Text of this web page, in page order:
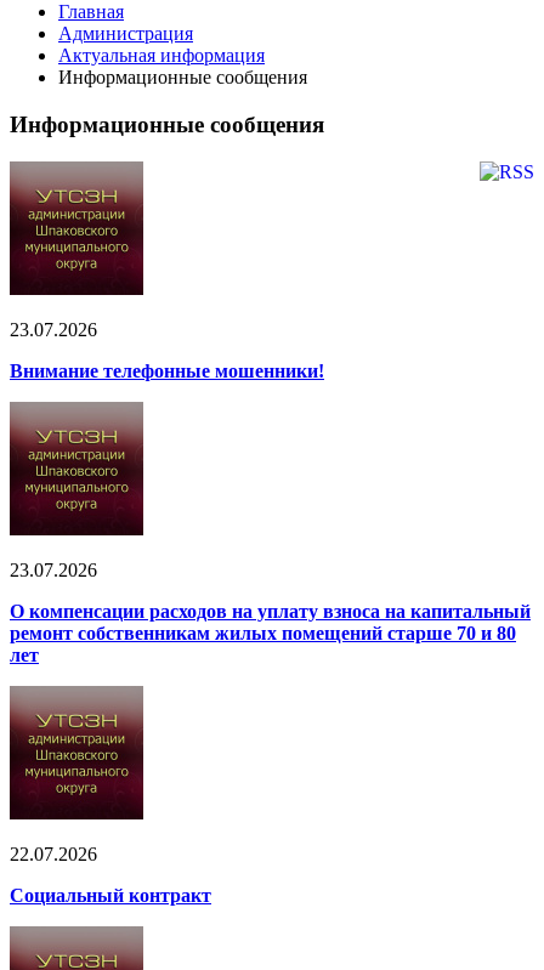
Главная
Администрация
Актуальная информация
Информационные сообщения
Информационные сообщения
23.07.2026
Внимание телефонные мошенники!
23.07.2026
О компенсации расходов на уплату взноса на капитальный
ремонт собственникам жилых помещений старше 70 и 80
лет
22.07.2026
Социальный контракт